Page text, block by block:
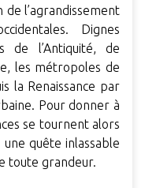
l’agrandissement
Dignes
de l’Antiquité, de
les métropoles de
la Renaissance par
Pour donner à
se tournent alors
quête inlassable
toute grandeur.